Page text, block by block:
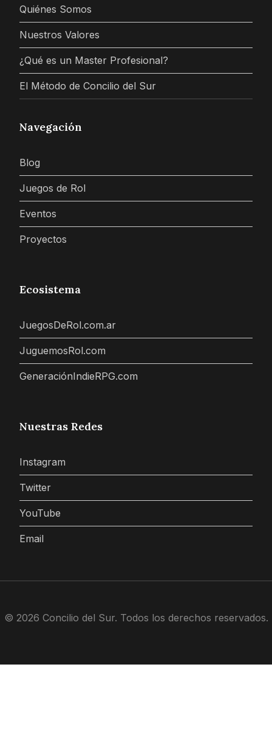
Quiénes Somos
Nuestros Valores
¿Qué es un Master Profesional?
El Método de Concilio del Sur
Navegación
Blog
Juegos de Rol
Eventos
Proyectos
Ecosistema
JuegosDeRol.com.ar
JuguemosRol.com
GeneraciónIndieRPG.com
Nuestras Redes
Instagram
Twitter
YouTube
Email
© 2026 Concilio del Sur. Todos los derechos reservados.